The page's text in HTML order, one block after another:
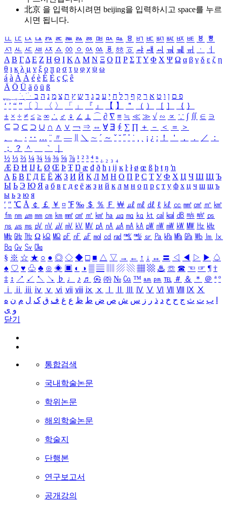
北京 을 입력하시려면 beijing을 입력하시고 space를 누르
시면 됩니다.
ㅥ ㅦ ㅧ ㅨ ㅩ ㅪ ㅫ ㅬ ㅭ ㅮ ㅯ ㅰ ㅱ ㅲ ㅳ ㅴ ㅵ ㅶ ㅷ ㅸ
ㅹ
ㅺ ㅻ ㅼ ㅽ ㅾ ㅿ ㆀ ㆁ ㆂ ㆃ ㆄ ㆅ ㆆ ㆇ ㆈ ㆉ ㆊ ㆋ ㆌ ㆍ
ㆎ
Α Β ΓΔ Ε Ζ Η Θ Ι ΚΛ Μ Ν Ξ Ο Π Ρ Σ ΤΥ Φ Χ Ψ Ω α β γ δ ε ζ η
θ ι κ λ μ ν ξ ο π ρ σ τ υ φ χ ψ ω
á à Á À é è É È ç Ç ê
Ä Ö Ü ä ö ü ß
ִֶֹ ֻּ ׁׂ פ ם ן ו ט א ר ק ף ך ל ח י ע כ ג ד ש ץ ת צ מ נ ה ב
‘ ’ “ ” 〔 〕 〈 〉 「 」 『 』 【 】 ＂ （ ） ［ ］ ｛ ｝
± × ÷ ≠ ≤ ≥ ∞ ∴ ♂ ♀ ∠ ⊥ ⌒ ∂ ∇ ≡ ≒ ≪ ≫ √ ∽ ∝ ∵ ∫ ∬ ∈ ∋
⊆ ⊇ ⊂ ⊃ ∪ ∩ ∧ ∨ ￢ ⇒ ⇔ ∀ ∃ ∮ ∑ ∏ ＋ － ＜ ＝
＞
、
。 · ‥ … ¨ 〃 ― ＼ ∼ ´ ～ ˇ ˘ ˝ ˚ ˙ ¸ ¡ ¿ ː ！ ＇ ， ． ／
：
；
？ ＾ ｀
½ ⅓ ⅔ ¼ ¾ ⅛ ⅜ ⅝ ⅞ ¹ ² ³ ⁴ ⁿ ₁ ₂ ₃ ₄
Æ Ð Ħ Ĳ Ł Ø Œ Þ Ŧ Ŋ æ đ ð ħ ı ĳ ĸ ŀ ł ø œ ß þ ŧ ŋ ŉ
А Б В Г Д Е Ё Ж З И Й К Л М Н О П Р С Т У Ф Х Ц Ч Ш Щ Ъ
Ы Ь Э Ю Я а б в г д е ё ж з и й к л м н о п р с т у ф х ц ч ш щ ъ
ы ь э ю я
′ ″ ℃ Å ￠ ￡ ￥ ¤ ℉ ‰ ＄ ％ Ｆ ￦ ㎕ ㎖ ㎗ ℓ ㎘ ㏄ ㎣ ㎤ ㎥ ㎦
㎙ ㎚ ㎛ ㎜ ㎝ ㎞ ㎟ ㎠ ㎡ ㎢ ㏊ ㎍ ㎎ ㎏ ㏏ ㎈ ㎉ ㏈ ㎧ ㎨ ㎰
㎱ ㎲ ㎳ ㎴ ㎵ ㎶ ㎷ ㎸ ㎹ ㎀ ㎁ ㎂ ㎃ ㎄ ㎺ ㎻ ㎽ ㎾ ㎿ ㎐ ㎑
㎒ ㎓ ㎔ Ω ㏀ ㏁ ㎊ ㎋ ㎌ ㏖ ㏅ ㎭ ㎮ ㎯ ㏛ ㎩ ㎪ ㎫ ㎬ ㏝ ㏐
㏓
㏃ ㏉ ㏜ ㏆
§ ※ ☆ ★ ○ ● ◎ ◇ ◆ □ ■ △ ▽ → ← ↑ ↓ ↔ 〓 ◁ ◀ ▷ ▶ ♤
♠ ♡ ♥ ♧ ♣ ⊙ ◈ ▣ ◐ ◑ ▒ ▤ ▨ ▧ ▦ ▩ ♨ ☏ ☎ ☜ ☞ ¶ †
‡ ↕ ↗ ↙ ↖ ↘ ♭ ♩ ♪ ♬ ㉿ ㈜ № ㏇ ™ ㏂ ㏘ ℡ ＃ ＆ ＊ ＠ ª º
ⅰ
ⅱ ⅲ ⅳ ⅴ ⅵ ⅶ ⅷ ⅸ ⅹ Ⅳ Ⅴ Ⅵ Ⅶ Ⅷ Ⅸ Ⅹ
ب ت ث ج ح خ د ذ ر ز س ش ص ض ط ظ ع غ ف ق ک ل م ن ه
و ی
닫기
통합검색
국내학술논문
학위논문
해외학술논문
학술지
단행본
연구보고서
공개강의